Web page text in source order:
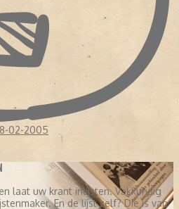
02-2005
laat uw krant inlijsten. Vakkundig
En de lijst zelf? Die is van